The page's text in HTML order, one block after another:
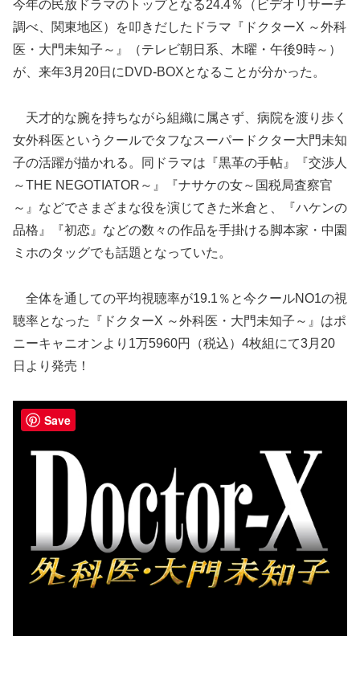
今年の民放ドラマのトップとなる24.4％（ビデオリサーチ
調べ、関東地区）を叩きだしたドラマ『ドクターX ～外科
医・大門未知子～』（テレビ朝日系、木曜・午後9時～）
が、来年3月20日にDVD-BOXとなることが分かった。
天才的な腕を持ちながら組織に属さず、病院を渡り歩く
女外科医というクールでタフなスーパードクター大門未知
子の活躍が描かれる。同ドラマは『黒革の手帖』『交渉人
～THE NEGOTIATOR～』『ナサケの女～国税局査察官
～』などでさまざまな役を演じてきた米倉と、『ハケンの
品格』『初恋』などの数々の作品を手掛ける脚本家・中園
ミホのタッグでも話題となっていた。
全体を通しての平均視聴率が19.1％と今クールNO1の視
聴率となった『ドクターX ～外科医・大門未知子～』はポ
ニーキャニオンより1万5960円（税込）4枚組にて3月20
日より発売！
Save